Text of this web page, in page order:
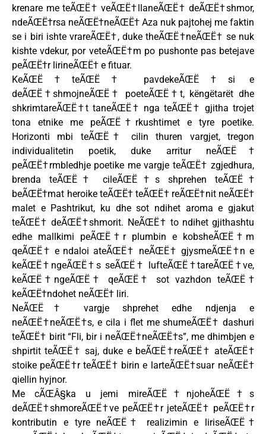
krenare me teÃŒË† veÃŒË†llaneÃŒË† deÃŒË†shmor,
ndeÃŒË†rsa neÃŒË†neÃŒË† Aza nuk pajtohej me faktin
se i biri ishte vrareÃŒË†, duke theÃŒË†neÃŒË† se nuk
kishte vdekur, por veteÃŒË†m po pushonte pas betejave
peÃŒË†r lirineÃŒË† e fituar.
KeÃŒË†teÃŒË† pavdekeÃŒË†si e
deÃŒË†shmojneÃŒË† poeteÃŒË†t, këngëtarët dhe
shkrimtareÃŒË†t taneÃŒË† nga teÃŒË† gjitha trojet
tona etnike me peÃŒË†rkushtimet e tyre poetike.
Horizonti mbi teÃŒË† cilin thuren vargjet, tregon
individualitetin poetik, duke arritur neÃŒË†
peÃŒË†rmbledhje poetike me vargje teÃŒË† zgjedhura,
brenda teÃŒË† cileÃŒË†s shprehen teÃŒË†
beÃŒË†mat heroike teÃŒË† teÃŒË† reÃŒË†nit neÃŒË†
malet e Pashtrikut, ku dhe sot ndihet aroma e gjakut
teÃŒË† deÃŒË†shmorit. NeÃŒË† to ndihet gjithashtu
edhe mallkimi peÃŒË†r plumbin e kobsheÃŒË†m
qeÃŒË† e ndaloi ateÃŒË† neÃŒË† gjysmeÃŒË†n e
keÃŒË†ngeÃŒË†s seÃŒË† lufteÃŒË†tareÃŒË†ve,
keÃŒË†ngeÃŒË† qeÃŒË† sot vazhdon teÃŒË†
keÃŒË†ndohet neÃŒË† liri.
NeÃŒË† vargje shprehet edhe ndjenja e
neÃŒË†neÃŒË†s, e cila i flet me shumeÃŒË† dashuri
teÃŒË† birit “Fli, bir i neÃŒË†neÃŒË†s”, me dhimbjen e
shpirtit teÃŒË† saj, duke e beÃŒË†reÃŒË† ateÃŒË†
stoike peÃŒË†r teÃŒË† birin e larteÃŒË†suar neÃŒË†
qiellin hyjnor.
Me cÃŒÂ§ka u jemi mireÃŒË†njoheÃŒË†s
deÃŒË†shmoreÃŒË†ve peÃŒË†r jeteÃŒË† peÃŒË†r
kontributin e tyre neÃŒË† realizimin e liriseÃŒË†